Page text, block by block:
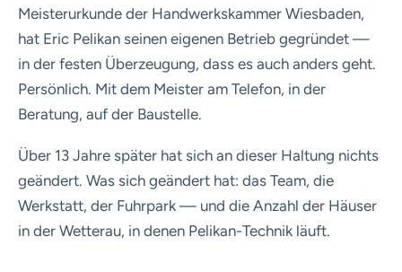
Meisterurkunde der Handwerkskammer Wiesbaden,
hat Eric Pelikan seinen eigenen Betrieb gegründet —
in der festen Überzeugung, dass es auch anders geht.
Persönlich. Mit dem Meister am Telefon, in der
Beratung, auf der Baustelle.
Über 13 Jahre später hat sich an dieser Haltung nichts
geändert. Was sich geändert hat: das Team, die
Werkstatt, der Fuhrpark — und die Anzahl der Häuser
in der Wetterau, in denen Pelikan-Technik läuft.